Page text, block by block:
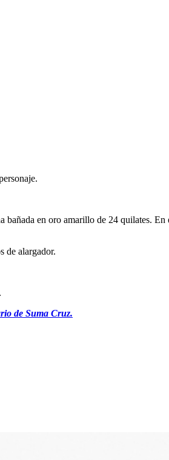
bañada en oro amarillo de 24 quilates.
de alargador.
de Suma Cruz.